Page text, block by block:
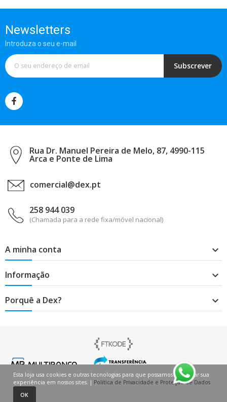
Newsletters
Introduza o seu e-mail
Subscrever
Rua Dr. Manuel Pereira de Melo, 87, 4990-115
Arca e Ponte de Lima
comercial@dex.pt
258 944 039
(Chamada para a rede fixa/móvel nacional)
A minha conta 
Informação 
Porquê a Dex? 
Esta loja usa cookies e outras tecnologias para que possamos melhorar sua
experiência em nossos sites. | Política de Privacidade e Proteção de Dados
OK